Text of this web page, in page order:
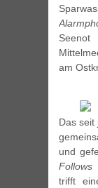
am
Das seit
und
Follows
trifft